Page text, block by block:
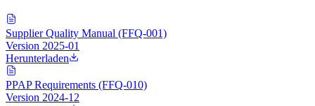
Supplier Quality Manual (FFQ-001)
Version 2025-01
Herunterladen
PPAP Requirements (FFQ-010)
Version 2024-12